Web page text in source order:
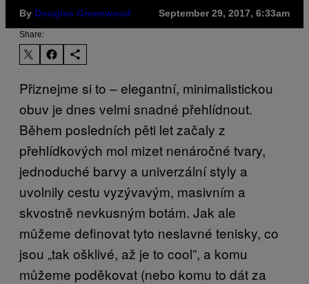
By Douglas Greenwood September 29, 2017, 6:33am
Share:
Přiznejme si to – elegantní, minimalistickou
obuv je dnes velmi snadné přehlídnout.
Během posledních pěti let začaly z
přehlídkových mol mizet nenáročné tvary,
jednoduché barvy a univerzální styly a
uvolnily cestu vyzývavým, masivním a
skvostně nevkusným botám. Jak ale
můžeme definovat tyto neslavné tenisky, co
jsou „tak ošklivé, až je to cool”, a komu
můžeme poděkovat (nebo komu to dát za